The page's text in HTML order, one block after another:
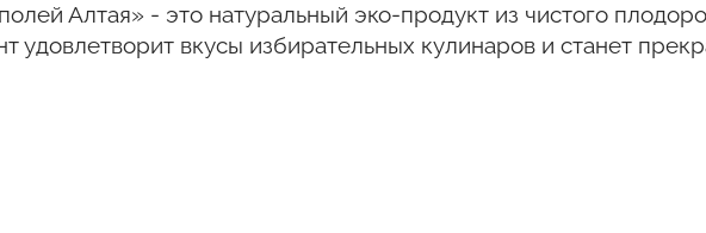
Алтая» - это натуральный эко-продукт из чистого
удовлетворит вкусы избирательных кулинаров и станет